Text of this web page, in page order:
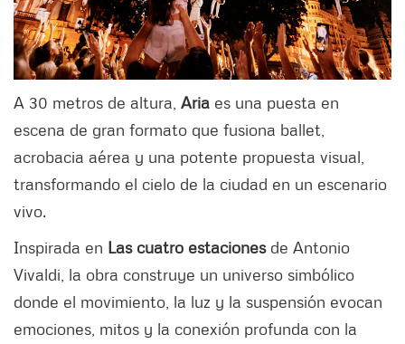
A 30 metros de altura, Aria es una puesta en
escena de gran formato que fusiona ballet,
acrobacia aérea y una potente propuesta visual,
transformando el cielo de la ciudad en un escenario
vivo.
Inspirada en Las cuatro estacionesde Antonio
Vivaldi, la obra construye un universo simbólico
donde el movimiento, la luz y la suspensión evocan
emociones, mitos y la conexión profunda con la